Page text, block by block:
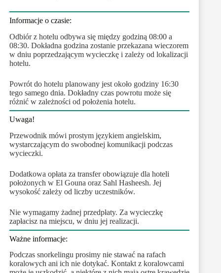
Informacje o czasie:
Odbiór z hotelu odbywa się między godziną 08:00 a
08:30. Dokładna godzina zostanie przekazana wieczorem
w dniu poprzedzającym wycieczkę i zależy od lokalizacji
hotelu.
Powrót do hotelu planowany jest około godziny 16:30
tego samego dnia. Dokładny czas powrotu może się
różnić w zależności od położenia hotelu.
Uwaga!
Przewodnik mówi prostym językiem angielskim,
wystarczającym do swobodnej komunikacji podczas
wycieczki.
Dodatkowa opłata za transfer obowiązuje dla hoteli
położonych w El Gouna oraz Sahl Hasheesh. Jej
wysokość zależy od liczby uczestników.
Nie wymagamy żadnej przedpłaty. Za wycieczkę
zapłacisz na miejscu, w dniu jej realizacji.
Ważne informacje:
Podczas snorkelingu prosimy nie stawać na rafach
koralowych ani ich nie dotykać. Kontakt z koralowcami